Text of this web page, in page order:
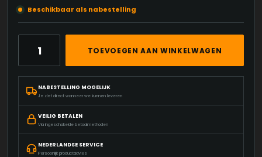
Beschikbaar als nabestelling
MG
–
AJUGA
EXTRACT
TOEVOEGEN AAN WINKELWAGEN
NABESTELLING MOGELIJK
Je ziet direct wanneer we kunnen leveren
VEILIG BETALEN
Via ingeschakelde betaalmethoden
NEDERLANDSE SERVICE
Persoonlijk productadvies